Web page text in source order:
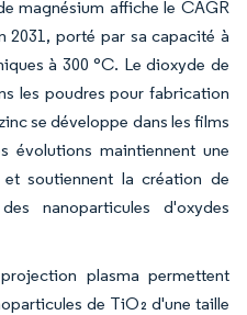
magnésium affiche le CAGR
2031, porté par sa capacité à
à 300 °C. Le dioxyde de
les poudres pour fabrication
se développe dans les films
évolutions maintiennent une
soutiennent la création de
nanoparticules d'oxydes
plasma permettent
de TiO₂ d'une taille